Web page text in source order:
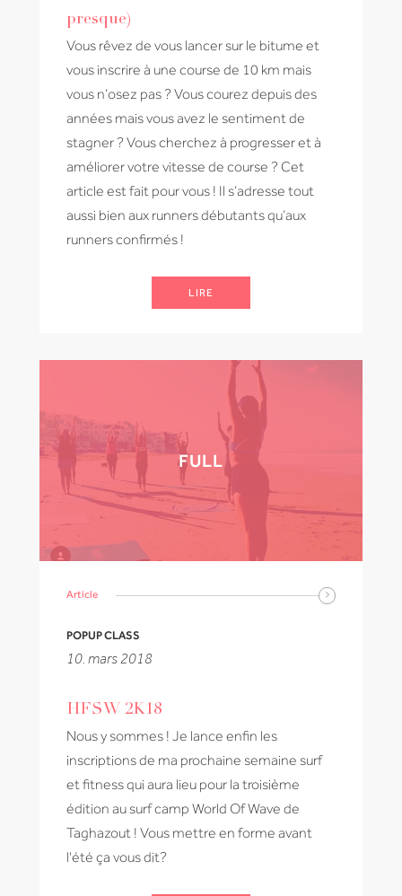
presque)
Vous rêvez de vous lancer sur le bitume et
vous inscrire à une course de 10 km mais
vous n’osez pas ? Vous courez depuis des
années mais vous avez le sentiment de
stagner ? Vous cherchez à progresser et à
améliorer votre vitesse de course ? Cet
article est fait pour vous ! Il s’adresse tout
aussi bien aux runners débutants qu’aux
runners confirmés !
LIRE
FULL
Article
POPUP CLASS
10. mars 2018
HFSW 2K18
Nous y sommes ! Je lance enfin les
inscriptions de ma prochaine semaine surf
et fitness qui aura lieu pour la troisième
édition au surf camp World Of Wave de
Taghazout ! Vous mettre en forme avant
l'été ça vous dit?